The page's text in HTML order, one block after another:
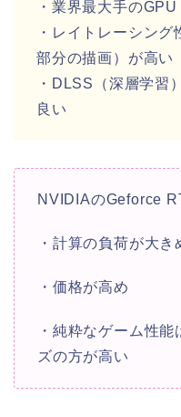
・業界最大手のGPU
・レイトレーシン
部分の描画）が高い
・DLSS（深層学習
良い
NVIDIAのGeforce
・計算の負荷が大き
・価格が高め
・純粋なゲーム性
ズの方が高い